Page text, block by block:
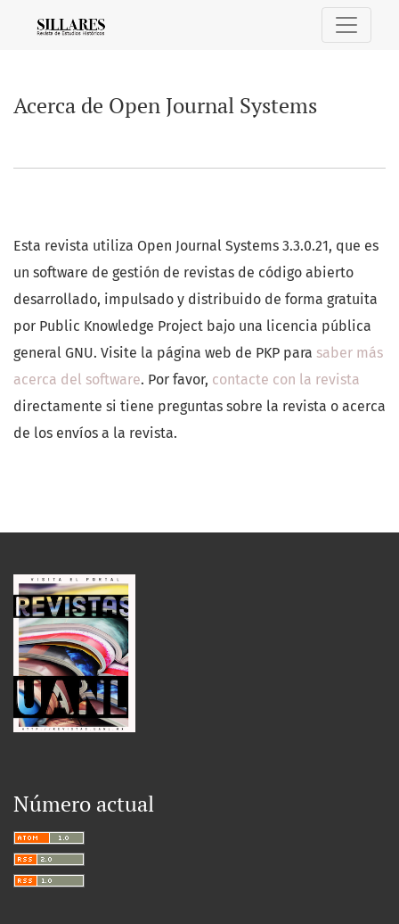
Acerca de Open Journal Systems
Esta revista utiliza Open Journal Systems 3.3.0.21, que es
un software de gestión de revistas de código abierto
desarrollado, impulsado y distribuido de forma gratuita
por Public Knowledge Project bajo una licencia pública
general GNU. Visite la página web de PKP para saber más
acerca del software. Por favor, contacte con la revista
directamente si tiene preguntas sobre la revista o acerca
de los envíos a la revista.
Número actual